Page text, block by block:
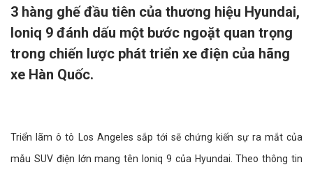
3 hàng ghế đầu tiên của thương hiệu Hyundai,
Ioniq 9 đánh dấu một bước ngoặt quan trọng
trong chiến lược phát triển xe điện của hãng
xe Hàn Quốc.
Triển lãm ô tô Los Angeles sắp tới sẽ chứng kiến sự ra mắt của
mẫu SUV điện lớn mang tên Ioniq 9 của Hyundai. Theo thông tin